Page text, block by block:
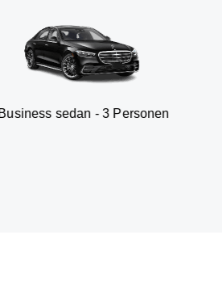
- 3 Personen